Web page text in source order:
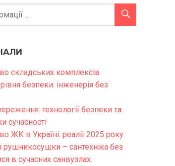
складських комплексів
безпеки: інженерія без
технології безпеки та
сучасності
ЖК в Україні: реалії 2025 року
рушникосушки – сантехніка без
в сучасних санвузлах.